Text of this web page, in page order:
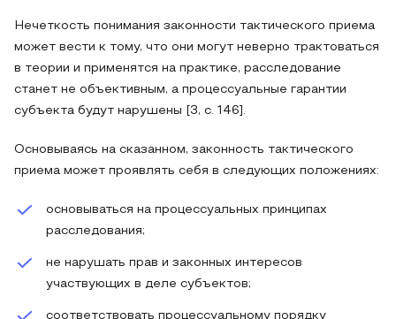
Нечеткость понимания законности тактического приема
может вести к тому, что они могут неверно трактоваться
в теории и применятся на практике, расследование
станет не объективным, а процессуальные гарантии
субъекта будут нарушены [3, с. 146].
Основываясь на сказанном, законность тактического
приема может проявлять себя в следующих положениях:
основываться на процессуальных принципах
расследования;
не нарушать прав и законных интересов
участвующих в деле субъектов;
соответствовать процессуальному порядку